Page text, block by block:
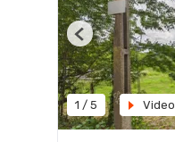
1 / 5 Video
Previous